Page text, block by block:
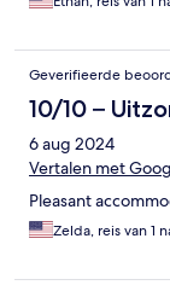
Geverifieerde
10/10 –
6 aug 2024
Vertalen met
Pleasant
Zelda, reis van 1